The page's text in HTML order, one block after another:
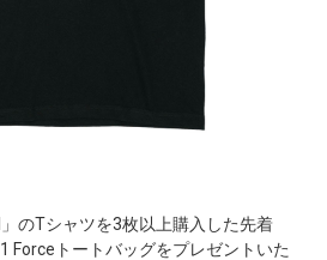
」のTシャツを3枚以上購入した先着
Forceトートバッグをプレゼントいた